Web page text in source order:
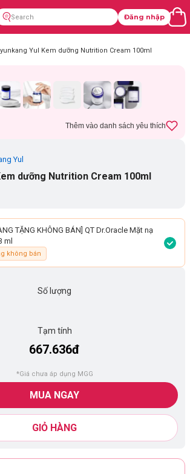
Đăng nhập
Yul Kem dưỡng Nutrition Cream 100ml
Thêm vào danh sách yêu thích
Yul
dưỡng Nutrition Cream 100ml
TẶNG KHÔNG BÁN] QT Dr.Oracle Mặt nạ
ml
không bán
Số lượng
Tạm tính
667.636đ
*Giá chưa áp dụng MGG
MUA NGAY
GIỎ HÀNG